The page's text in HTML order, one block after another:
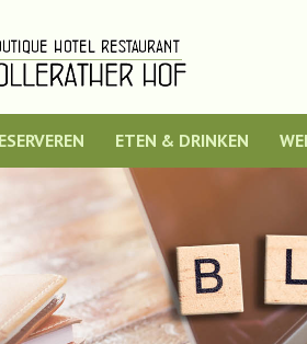
ETEN & DRINKEN